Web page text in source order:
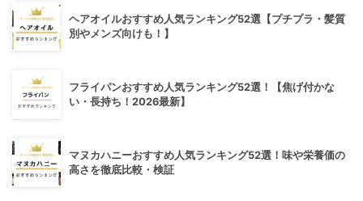
ヘアオイルおすすめ人気ランキング52選【プチプラ・髪質
別やメンズ向けも！】
フライパンおすすめ人気ランキング52選！【焦げ付かな
い・長持ち！2026最新】
マヌカハニーおすすめ人気ランキング52選！味や栄養価の
高さを徹底比較・検証